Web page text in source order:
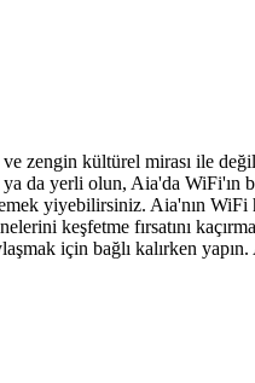
zengin kültürel mirası ile
da yerli olun, Aia'da WiFi'ın
yiyebilirsiniz. Aia'nın WiFi
keşfetme fırsatını
için bağlı kalırken